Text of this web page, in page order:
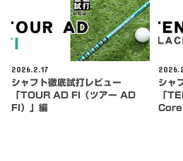
2026.2.17
シャフト徹底試打レビュー
「TOUR AD FI（ツアー AD
FI）」編
シャ
「